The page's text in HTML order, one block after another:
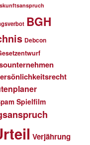
BGH
Debcon
Spielfilm
Verjährung